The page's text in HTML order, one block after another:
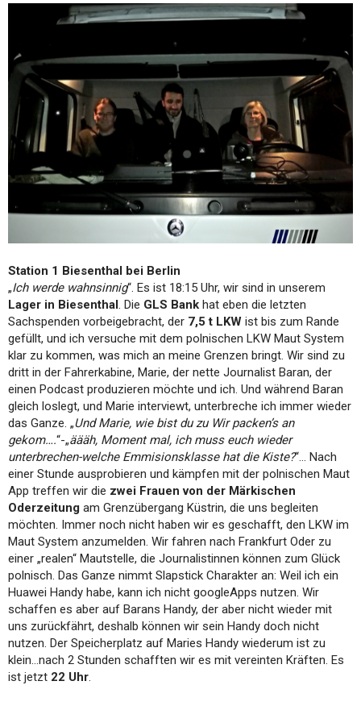
Station 1 Biesenthal bei Berlin
„Ich werde wahnsinnig“. Es ist 18:15 Uhr, wir sind in unserem
Lager in Biesenthal . Die GLS Bank hat eben die letzten
Sachspenden vorbeigebracht, der 7,5 t LKW ist bis zum Rande
gefüllt, und ich versuche mit dem polnischen LKW Maut System
klar zu kommen, was mich an meine Grenzen bringt. Wir sind zu
dritt in der Fahrerkabine, Marie, der nette Journalist Baran, der
einen Podcast produzieren möchte und ich. Und während Baran
gleich loslegt, und Marie interviewt, unterbreche ich immer wieder
das Ganze. „Und Marie, wie bist du zu Wir packen’s an
gekom….“-„äääh, Moment mal, ich muss euch wieder
unterbrechen-welche Emmisionsklasse hat die Kiste?“… Nach
einer Stunde ausprobieren und kämpfen mit der polnischen Maut
App treffen wir die zwei Frauen von der Märkischen
Oderzeitung am Grenzübergang Küstrin, die uns begleiten
möchten. Immer noch nicht haben wir es geschafft, den LKW im
Maut System anzumelden. Wir fahren nach Frankfurt Oder zu
einer „realen“ Mautstelle, die Journalistinnen können zum Glück
polnisch. Das Ganze nimmt Slapstick Charakter an: Weil ich ein
Huawei Handy habe, kann ich nicht googleApps nutzen. Wir
schaffen es aber auf Barans Handy, der aber nicht wieder mit
uns zurückfährt, deshalb können wir sein Handy doch nicht
nutzen. Der Speicherplatz auf Maries Handy wiederum ist zu
klein…nach 2 Stunden schafften wir es mit vereinten Kräften. Es
ist jetzt 22 Uhr